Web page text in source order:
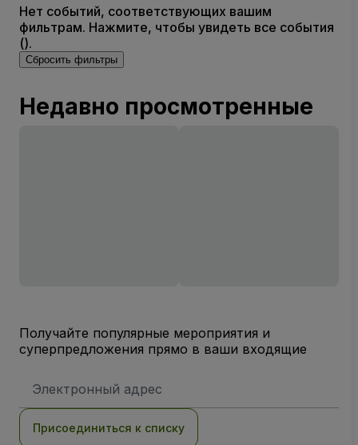
Нет событий, соответствующих вашим
фильтрам. Нажмите, чтобы увидеть все события
().
Сбросить фильтры
Недавно просмотренные
Получайте популярные мероприятия и
суперпредложения прямо в ваши входящие
электронной
Присоединиться к списку